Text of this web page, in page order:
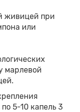
живицей при
или
марлевой
5-10 капель 3